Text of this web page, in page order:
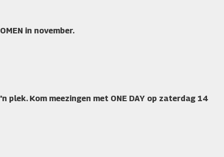
in november.
Kom meezingen met ONE DAY op zaterdag 14